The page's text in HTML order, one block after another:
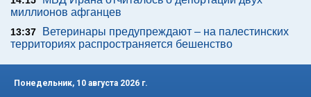
миллионов афганцев
13:37
Ветеринары предупреждают – на палестинских
территориях распространяется бешенство
Понедельник, 10 августа 2026 г.